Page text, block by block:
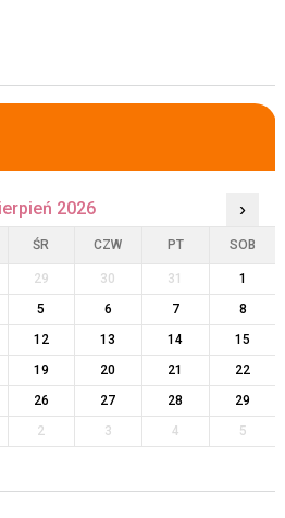
2026 ›
ŚR CZW PT SOB
29 30 31
1
5 6 7
8
12 13 14
15
19 20 21
22
26 27 28
29
2 3 4 5